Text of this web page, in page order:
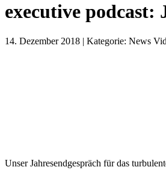
executive podcast:
14. Dezember 2018 | Kategorie: News
Unser Jahresendgespräch für das